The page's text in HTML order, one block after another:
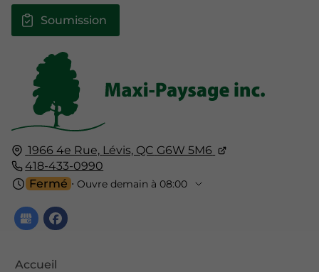
1966 4e Rue, Lévis, QC G6W 5M6
418-433-0990
Fermé ⋅ Ouvre demain à 08:00
Accueil
Soumission